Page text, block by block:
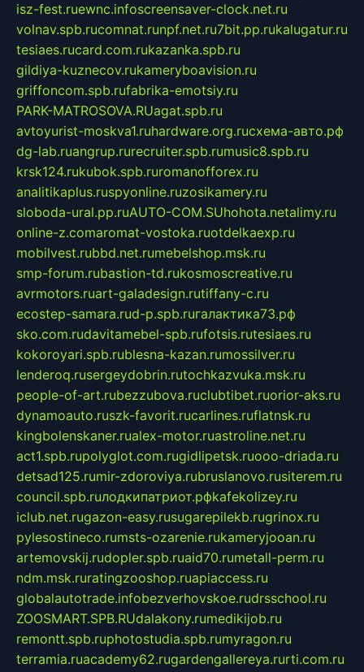
isz-fest.ruewnc.infoscreensaver-clock.net.ru
volnav.spb.rucomnat.runpf.net.ru7bit.pp.rukalugatur.ru
tesiaes.rucard.com.rukazanka.spb.ru
gildiya-kuznecov.rukameryboavision.ru
griffoncom.spb.rufabrika-emotsiy.ru
PARK-MATROSOVA.RUagat.spb.ru
avtoyurist-moskva1.ruhardware.org.ruсхема-авто.рф
dg-lab.ruangrup.rurecruiter.spb.rumusic8.spb.ru
krsk124.rukubok.spb.ruromanofforex.ru
analitikaplus.ruspyonline.ruzosikamery.ru
sloboda-ural.pp.ruAUTO-COM.SUhohota.netalimy.ru
online-z.comaromat-vostoka.ruotdelkaexp.ru
mobilvest.rubbd.net.rumebelshop.msk.ru
smp-forum.rubastion-td.rukosmoscreative.ru
avrmotors.ruart-galadesign.rutiffany-c.ru
ecostep-samara.rud-p.spb.ruгалактика73.рф
sko.com.rudavitamebel-spb.rufotsis.rutesiaes.ru
kokoroyari.spb.rublesna-kazan.rumossilver.ru
lenderoq.rusergeydobrin.rutochkazvuka.msk.ru
people-of-art.rubezzubova.ruclubtibet.ruorior-aks.ru
dynamoauto.ruszk-favorit.rucarlines.ruflatnsk.ru
kingbolenskaner.rualex-motor.ruastroline.net.ru
act1.spb.rupolyglot.com.rugidlipetsk.ruooo-driada.ru
detsad125.rumir-zdoroviya.rubruslanovo.rusiterem.ru
council.spb.ruлодкипатриот.рфkafekolizey.ru
iclub.net.rugazon-easy.rusugarepilekb.rugrinox.ru
pylesostineco.rumsts-ozarenie.rukameryjooan.ru
artemovskij.rudopler.spb.ruaid70.rumetall-perm.ru
ndm.msk.ruratingzooshop.ruapiaccess.ru
globalautotrade.infobezverhovskoe.rudrsschool.ru
ZOOSMART.SPB.RUdalakony.rumedikijob.ru
remontt.spb.ruphotostudia.spb.rumyragon.ru
terramia.ruacademy62.rugardengallereya.rurti.com.ru